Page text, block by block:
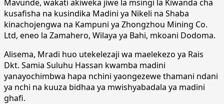
Mavunde, wakati akiweka jiwe la msingi la Kiwanda cha
kusafisha na kusindika Madini ya Nikeli na Shaba
kinachojengwa na Kampuni ya Zhongzhou Mining Co.
Ltd, eneo la Zamahero, Wilaya ya Bahi, mkoani Dodoma.
Alisema, Mradi huo utekelezaji wa maelekezo ya Rais
Dkt. Samia Suluhu Hassan kwamba madini
yanayochimbwa hapa nchini yaongezewe thamani ndani
ya nchi na kuuza bidhaa ya mwishyabadala ya madini
ghafi.